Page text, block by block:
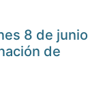
8 de junio
de